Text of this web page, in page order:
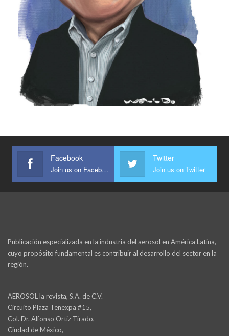
Facebook
Join us on Facebook
Twitter
Join us on Twitter
Publicación especializada en la industria del aerosol en América Latina,
cuyo propósito fundamental es contribuir al desarrollo del sector en la
región.
AEROSOL la revista, S.A. de C.V.
Circuito Plaza Tenexpa #15,
Col. Dr. Alfonso Ortiz Tirado,
Ciudad de México,